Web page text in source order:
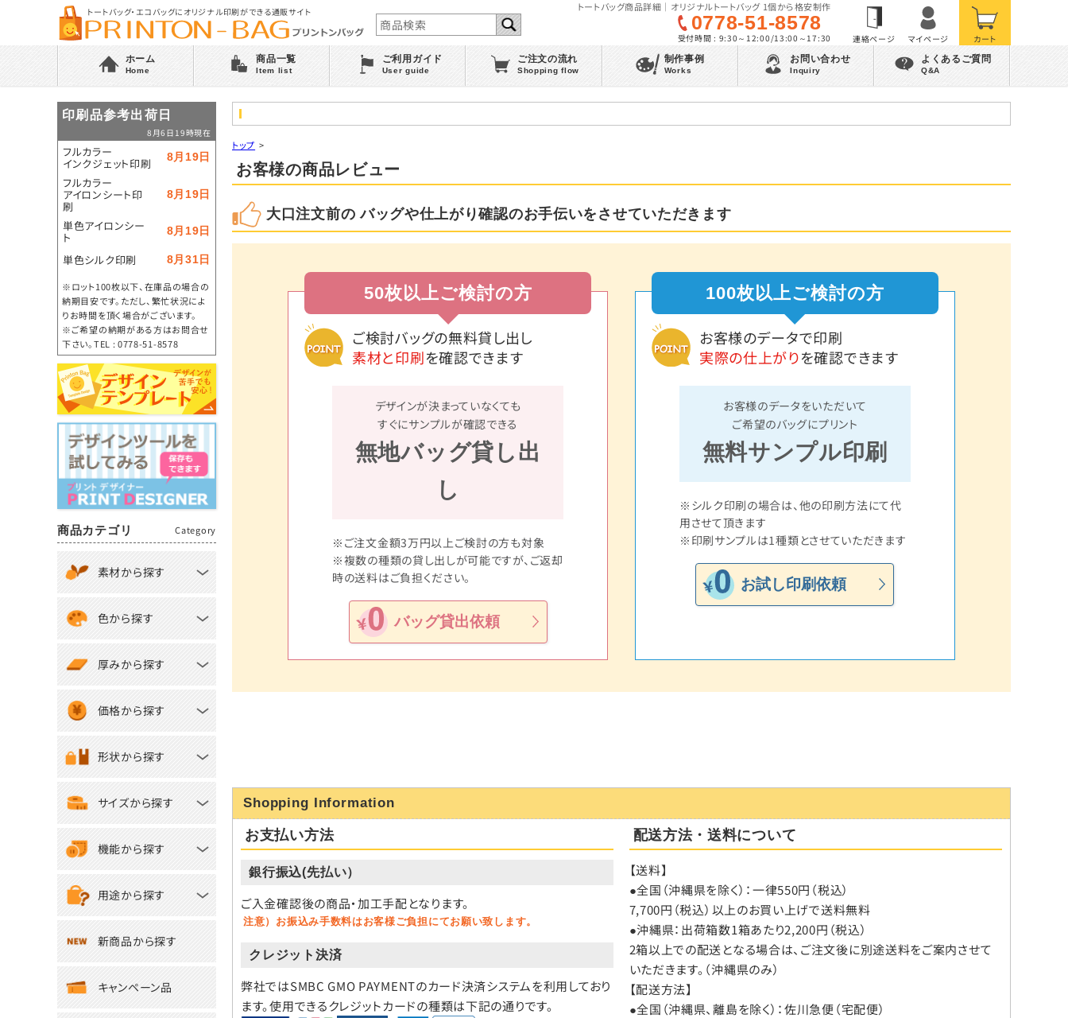
トートバッグ・エコバッグにオリジナル印刷ができる通販サイト トートバッグ商品詳細｜オリジナルトートバッグ 1個から格安制作
0778-51-8578
受付時間 : 9:30～12:00/13:00～17:30
ホーム
Home
商品一覧
Item list
ご利用ガイド
User guide
ご注文の流れ
Shopping flow
制作事例
Works
お問い合わせ
Inquiry
よくあるご質問
Q&A
トップ >
お客様の商品レビュー
大口注文前の バッグや仕上がり確認のお手伝いをさせていただきます
50枚以上ご検討の方
ご検討バッグの無料貸し出し
素材と印刷を確認できます
デザインが決まっていなくても
すぐにサンプルが確認できる
無地バッグ貸し出
し
※ご注文金額3万円以上ご検討の方も対象
※複数の種類の貸し出しが可能ですが、ご返却
時の送料はご負担ください。
バッグ貸出依頼
100枚以上ご検討の方
お客様のデータで印刷
実際の仕上がりを確認できます
お客様のデータをいただいて
ご希望のバッグにプリント
無料サンプル印刷
※シルク印刷の場合は、他の印刷方法にて代
用させて頂きます
※印刷サンプルは1種類とさせていただきます
お試し印刷依頼
Shopping Information
お支払い方法
銀行振込(先払い）
ご入金確認後の商品・加工手配となります。
注意）お振込み手数料はお客様ご負担にてお願い致します。
クレジット決済
弊社ではSMBC GMO PAYMENTのカード決済システムを利用しており
ます。使用できるクレジットカードの種類は下記の通りです。
配送方法・送料について
【送料】
●全国（沖縄県を除く）：一律550円（税込）
7,700円（税込）以上のお買い上げで送料無料
●沖縄県：出荷箱数1箱あたり2,200円（税込）
2箱以上での配送となる場合は、ご注文後に別途送料をご案内させて
いただきます。（沖縄県のみ）
【配送方法】
●全国（沖縄県、離島を除く）：佐川急便（宅配便）
印刷品参考出荷日
8月6日19時現在
フルカラー
インクジェット印刷 8月19日
フルカラー
アイロンシート印
刷
8月19日
単色アイロンシー
ト 8月19日
単色シルク印刷 8月31日
※ロット100枚以下、在庫品の場合の
納期目安です。ただし、繁忙状況によ
りお時間を頂く場合がございます。
※ご希望の納期がある方はお問合せ
下さい。TEL : 0778-51-8578
商品カテゴリ Category
素材から探す
色から探す
厚みから探す
価格から探す
形状から探す
サイズから探す
機能から探す
用途から探す
新商品から探す
キャンペーン品